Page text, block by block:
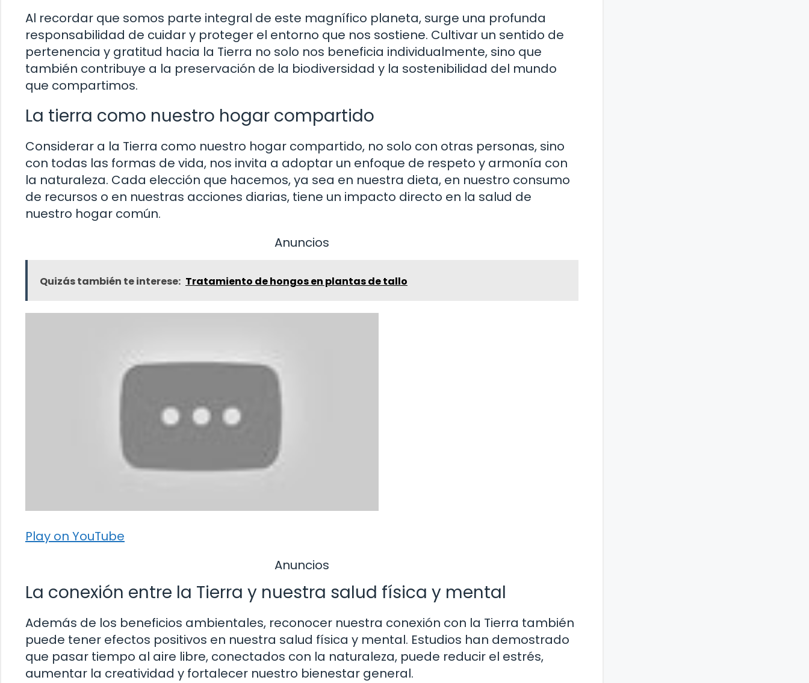
Al recordar que somos parte integral de este magnífico planeta, surge una profunda
responsabilidad de cuidar y proteger el entorno que nos sostiene. Cultivar un sentido de
pertenencia y gratitud hacia la Tierra no solo nos beneficia individualmente, sino que
también contribuye a la preservación de la biodiversidad y la sostenibilidad del mundo
que compartimos.
La tierra como nuestro hogar compartido
Considerar a la Tierra como nuestro hogar compartido, no solo con otras personas, sino
con todas las formas de vida, nos invita a adoptar un enfoque de respeto y armonía con
la naturaleza. Cada elección que hacemos, ya sea en nuestra dieta, en nuestro consumo
de recursos o en nuestras acciones diarias, tiene un impacto directo en la salud de
nuestro hogar común.
Anuncios
Quizás también te interese: Tratamiento de hongos en plantas de tallo
Play on YouTube
Anuncios
La conexión entre la Tierra y nuestra salud física y mental
Además de los beneficios ambientales, reconocer nuestra conexión con la Tierra también
puede tener efectos positivos en nuestra salud física y mental. Estudios han demostrado
que pasar tiempo al aire libre, conectados con la naturaleza, puede reducir el estrés,
aumentar la creatividad y fortalecer nuestro bienestar general.